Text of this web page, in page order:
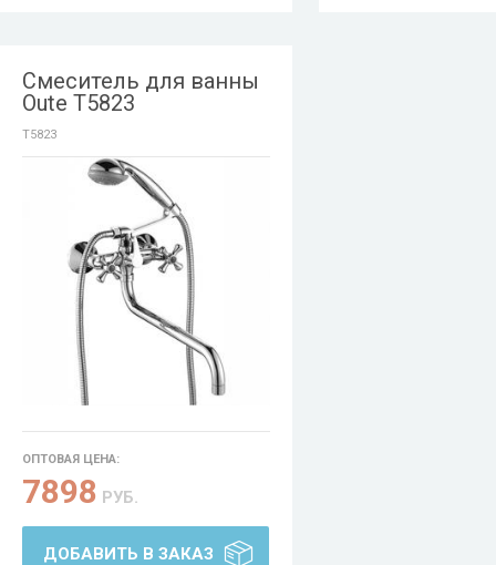
Смеситель для ванны
Oute T5823
T5823
ОПТОВАЯ ЦЕНА:
7898 РУБ.
ДОБАВИТЬ В ЗАКАЗ